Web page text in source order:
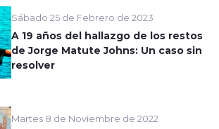
Sábado 25 de Febrero de 2023
A 19 años del hallazgo de los restos
de Jorge Matute Johns: Un caso sin
resolver
Martes 8 de Noviembre de 2022